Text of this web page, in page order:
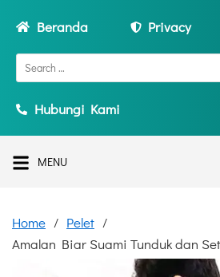
Beranda Privacy
Hubungi Kami
MENU
Home
Pelet
Amalan Biar Suami Tunduk dan